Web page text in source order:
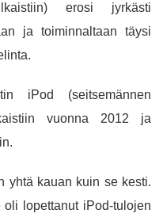
erosi jyrkästi
ja toiminnaltaan täysi
iPod (seitsemännen
vuonna 2012 ja
yhtä kauan kuin se kesti.
lopettanut iPod-tulojen